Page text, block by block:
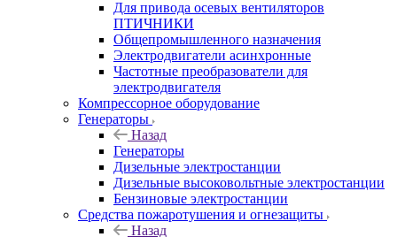
Для привода осевых вентиляторов
ПТИЧНИКИ
Общепромышленного назначения
Электродвигатели асинхронные
Частотные преобразователи для
электродвигателя
Компрессорное оборудование
Генераторы
Назад
Генераторы
Дизельные электростанции
Дизельные высоковольтные электростанции
Бензиновые электростанции
Средства пожаротушения и огнезащиты
Назад